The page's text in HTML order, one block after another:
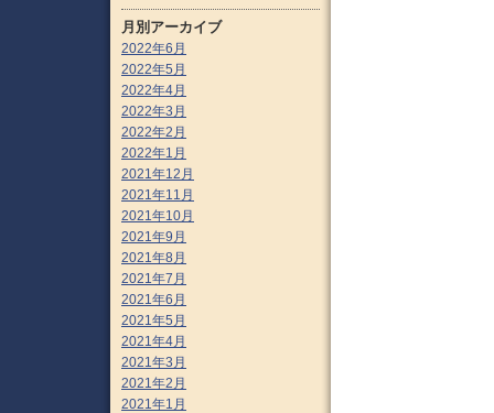
月別アーカイブ
2022年6月
2022年5月
2022年4月
2022年3月
2022年2月
2022年1月
2021年12月
2021年11月
2021年10月
2021年9月
2021年8月
2021年7月
2021年6月
2021年5月
2021年4月
2021年3月
2021年2月
2021年1月